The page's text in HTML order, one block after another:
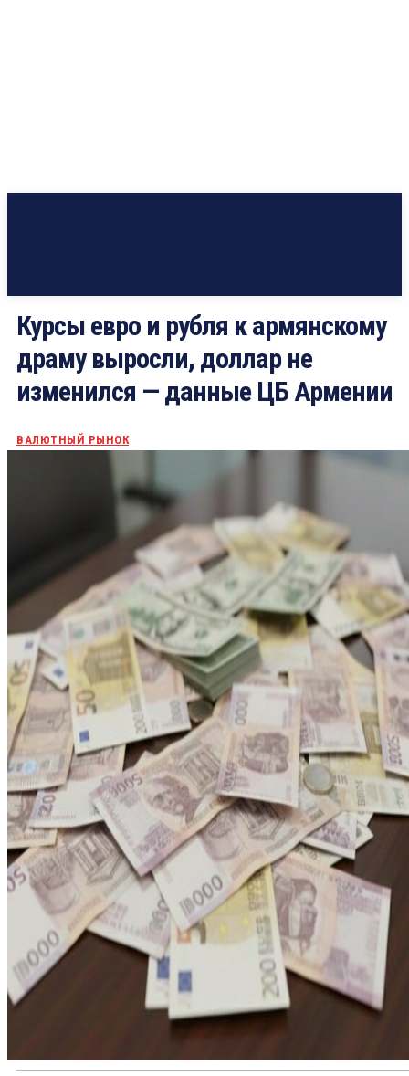
Курсы евро и рубля к армянскому
драму выросли, доллар не
изменился — данные ЦБ Армении
ВАЛЮТНЫЙ РЫНОК